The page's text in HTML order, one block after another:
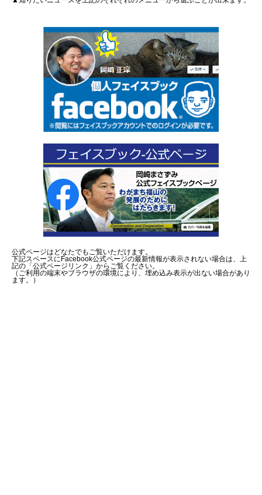
公式ページはどなたでもご覧いただけます。
下記スペースにFacebook公式ページの最新情報が表示されない場合は、上
記の「公式ページリンク」からご覧ください。
（ご利用の端末やブラウザの環境により、埋め込み表示が出ない場合があり
ます。）